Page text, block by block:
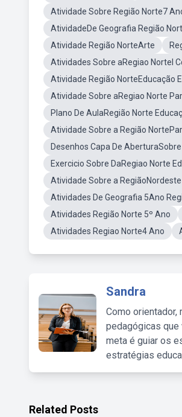
Atividade Sobre Região Norte7
AtividadeDe Geografia Região
Atividade Região NorteArte
Atividades Sobre aRegiao Nortel
Atividade Região NorteEducação
Atividade Sobre aRegiao Norte
Plano De AulaRegião Norte
Atividade Sobre a Região
Desenhos Capa De
Exercicio Sobre DaRegiao Norte
Atividade Sobre a
Atividades De Geografia 5Ano
Atividades Região Norte 5º Ano
Atividades Regiao Norte4 Ano
Sandra
Como
pedagógicas
meta é guiar os
estratégias
Related Posts